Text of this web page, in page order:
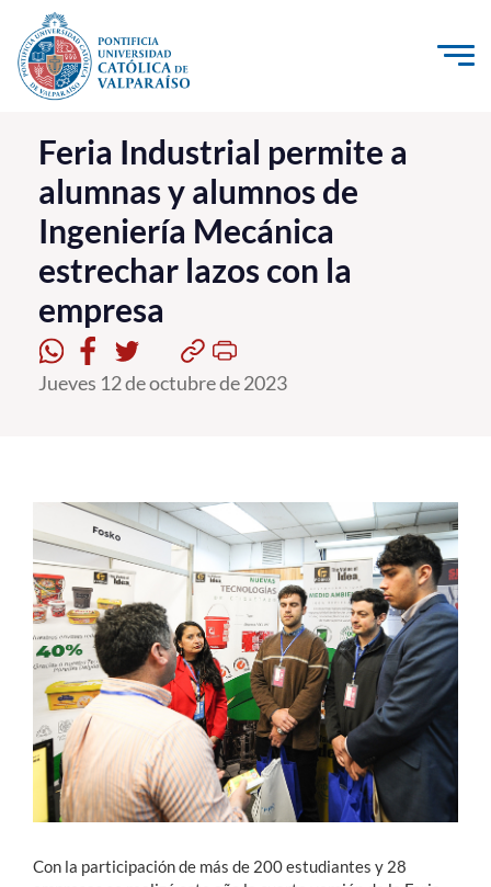
Click acá para ir directamente al contenido
La Universidad
Investigación, Creación e Innovación
PUCV Internacional
Vinculación con el Medio
Admisión
Pregrado
Estudiantes
Académicos
Funcionarios
Alumni
English
Feria Industrial permite a
alumnas y alumnos de
Ingeniería Mecánica
estrechar lazos con la
empresa
Jueves 12 de octubre de 2023
Con la participación de más de 200 estudiantes y 28